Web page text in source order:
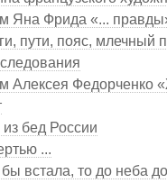
Яна Фрида «...
пути, пояс, млечный
Алексея Федорченко
бед России
...
встала, то до неба